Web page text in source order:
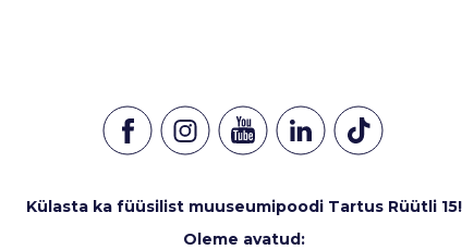
Külasta ka füüsilist muuseumipoodi Tartus Rüütli 15!
Oleme avatud: